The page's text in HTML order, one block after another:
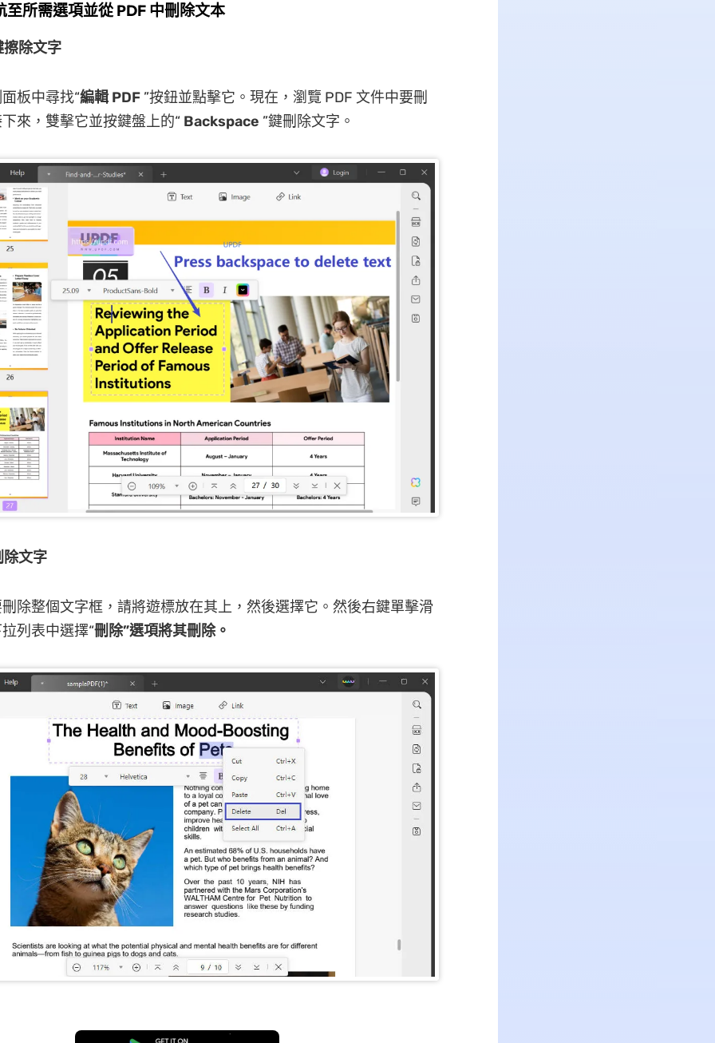
至所需選項並從 PDF 中刪除文本
除文字
板中尋找“編輯 PDF”按鈕並點擊它。現在，瀏覽 PDF 文件中要刪
來，雙擊它並按鍵盤上的“ Backspace ”鍵刪除文字。
文字
除整個文字框，請將遊標放在其上，然後選擇它。然後右鍵單擊滑
列表中選擇“刪除”選項將其刪除。